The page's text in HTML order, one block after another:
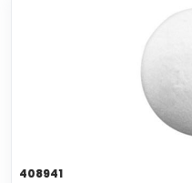
408941